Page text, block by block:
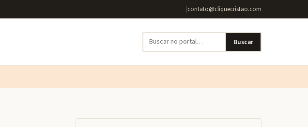
|contato@cliquecristao.com
Buscar